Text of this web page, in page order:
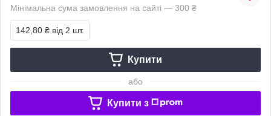
Мінімальна сума замовлення на сайті — 300 ₴
142,80 ₴ від 2 шт.
Купити
або
Купити з